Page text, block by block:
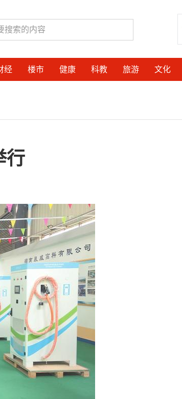
经 楼市 健康 科教 旅游 文化
行